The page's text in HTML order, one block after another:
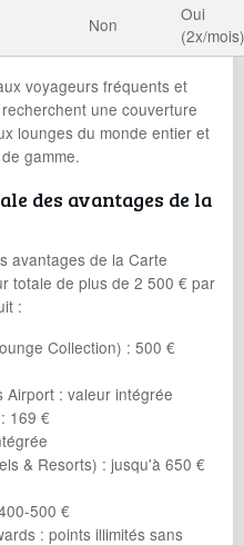
Non
Oui
(2x/mois)
voyageurs fréquents et
une couverture
lounges du monde entier et
gamme.
des avantages de la
avantages de la Carte
totale de plus de 2 500 € par
:
Collection) : 500 €
Airport : valeur intégrée
169 €
& Resorts) : jusqu'à 650 €
500 €
: points illimités sans